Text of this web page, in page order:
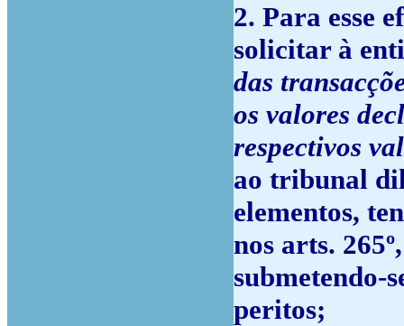
2. Para esse
solicitar à
das
os valores
respectivos
ao tribunal
elementos,
nos arts.
submetendo-
peritos;